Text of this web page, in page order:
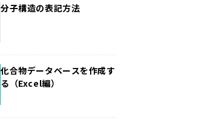
分子構造の表記方法
化合物データベースを作成す
る（Excel編）